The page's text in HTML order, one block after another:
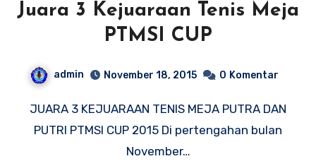
Juara 3 Kejuaraan Tenis Meja
PTMSI CUP
admin November 18, 2015 0 Komentar
JUARA 3 KEJUARAAN TENIS MEJA PUTRA DAN
PUTRI PTMSI CUP 2015 Di pertengahan bulan
November…